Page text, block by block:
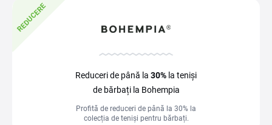
REDUCERE
Reduceri de până la 30% la teniși
de bărbați la Bohempia
Profită de reduceri de până la 30% la
colecția de teniși pentru bărbați.